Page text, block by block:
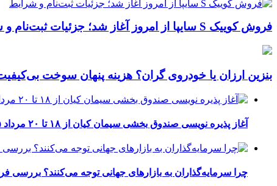
فروش کوییک S سایپا از امروز آغاز شد؛ جزئیات ثبت‌نام و شرایط
بنزین ارزان یا خودروی گران؟ هزینه پنهان سوخت
آغاز پذیره نویسی صندوق بخشی سیمان کیان از ۱۸ تا ۲۰ مرداد ۱۴۰۵
چرا سرمایه‌گذاران به بازارهای جهانی توجه می‌کنند؟ بررسی